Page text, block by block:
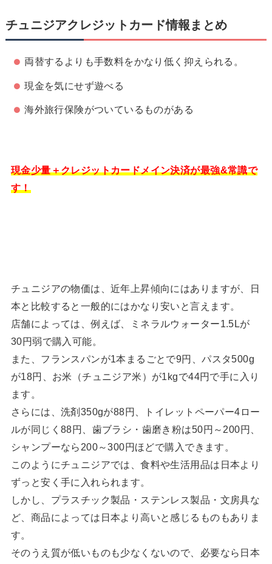
チュニジアクレジットカード情報まとめ
両替するよりも手数料をかなり低く抑えられる。
現金を気にせず遊べる
海外旅行保険がついているものがある
現金少量＋クレジットカードメイン決済が最強&常識で
す！
チュニジアの物価は、近年上昇傾向にはありますが、日
本と比較すると一般的にはかなり安いと言えます。
店舗によっては、例えば、ミネラルウォーター1.5Lが
30円弱で購入可能。
また、フランスパンが1本まるごとで9円、パスタ500g
が18円、お米（チュニジア米）が1kgで44円で手に入り
ます。
さらには、洗剤350gが88円、トイレットペーパー4ロー
ルが同じく88円、歯ブラシ・歯磨き粉は50円～200円、
シャンプーなら200～300円ほどで購入できます。
このようにチュニジアでは、食料や生活用品は日本より
ずっと安く手に入れられます。
しかし、プラスチック製品・ステンレス製品・文房具な
ど、商品によっては日本より高いと感じるものもありま
す。
そのうえ質が低いものも少なくないので、必要なら日本